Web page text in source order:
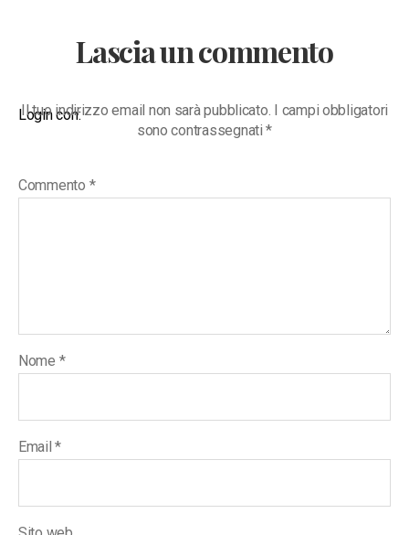
Lascia un commento
Login con:
Il tuo indirizzo email non sarà pubblicato. I campi obbligatori
sono contrassegnati*
Commento *
Nome *
Email*